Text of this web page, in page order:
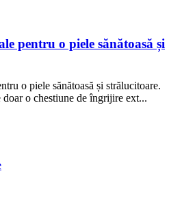
pentru o piele sănătoasă și
o piele sănătoasă și strălucitoare.
o chestiune de îngrijire ext...